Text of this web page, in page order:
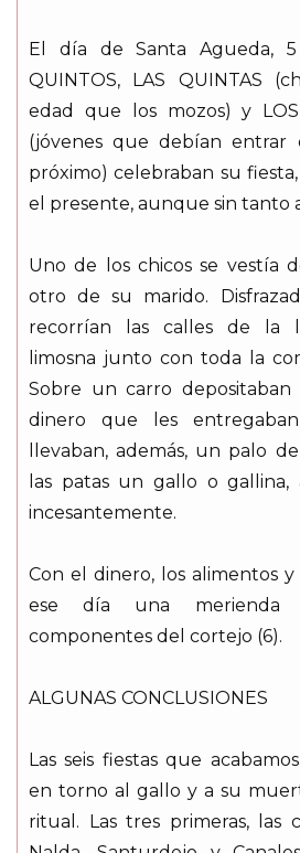
El día de Santa Agueda,
QUINTOS, LAS QUINTAS
edad que los mozos) y LOS
(jóvenes que debían entrar
próximo) celebraban su
el presente, aunque sin tanto
Uno de los chicos se vestía
otro de su marido.
recorrían las calles de la
limosna junto con toda la
Sobre un carro depositaban
dinero que les
llevaban, además, un palo
las patas un gallo o
incesantemente.
Con el dinero, los alimentos
ese día una merienda
componentes del cortejo (6).
ALGUNAS CONCLUSIONES
Las seis fiestas que
en torno al gallo y a su
ritual. Las tres primeras, las